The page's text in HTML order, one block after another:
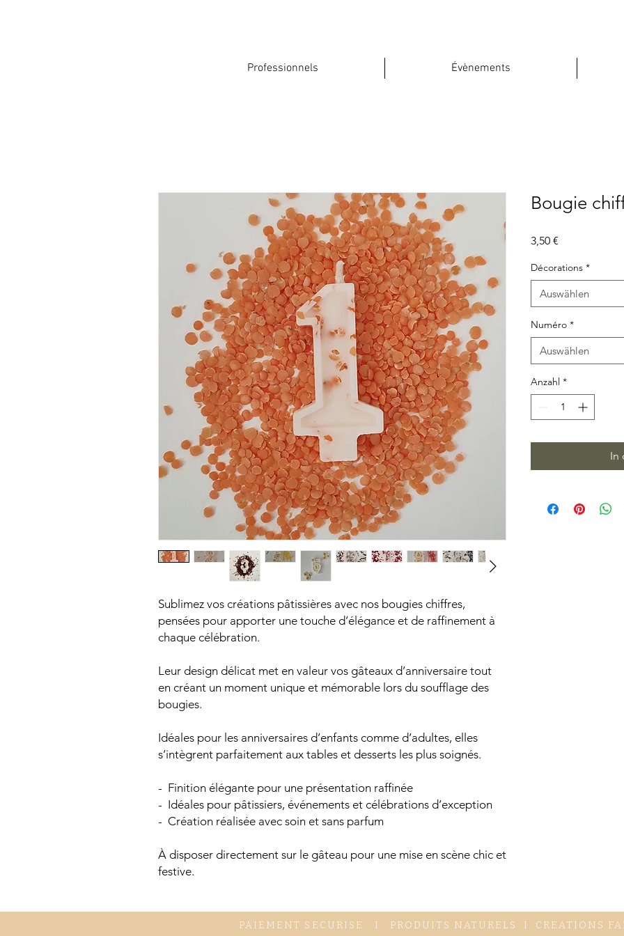
Professionnels Évènements
Sublimez vos créations pâtissières avec nos bougies chiffres,
pensées pour apporter une touche d’élégance et de raffinement à
chaque célébration.
Leur design délicat met en valeur vos gâteaux d’anniversaire tout
en créant un moment unique et mémorable lors du soufflage des
bougies.
Idéales pour les anniversaires d’enfants comme d’adultes, elles
s’intègrent parfaitement aux tables et desserts les plus soignés.
- Finition élégante pour une présentation raffinée
- Idéales pour pâtissiers, événements et célébrations d’exception
- Création réalisée avec soin et sans parfum
À disposer directement sur le gâteau pour une mise en scène chic et
festive.
Bougie
3,50 €
Décorations *
Auswählen
Numéro *
Auswählen
Anzahl *
In
PAIEMENT SECURISE I PRODUITS NATURELS I CREATIONS